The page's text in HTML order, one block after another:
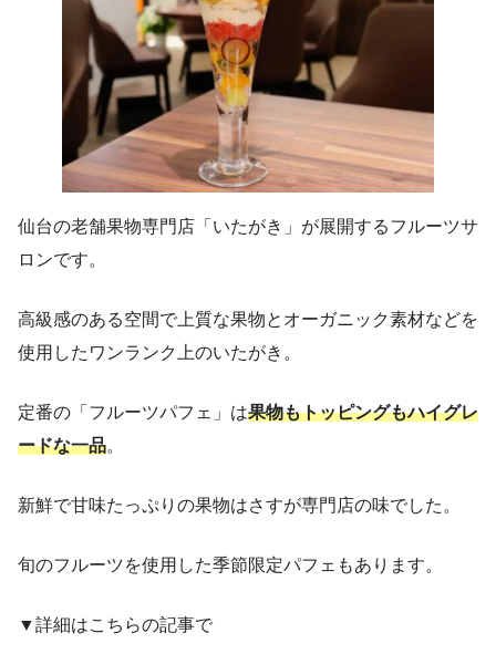
仙台の老舗果物専門店「いたがき」が展開するフルーツサ
ロンです。
高級感のある空間で上質な果物とオーガニック素材などを
使用したワンランク上のいたがき。
定番の「フルーツパフェ」は果物もトッピングもハイグレ
ードな一品。
新鮮で甘味たっぷりの果物はさすが専門店の味でした。
旬のフルーツを使用した季節限定パフェもあります。
▼詳細はこちらの記事で